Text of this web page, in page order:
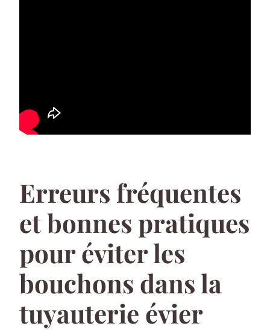
Erreurs fréquentes
et bonnes pratiques
pour éviter les
bouchons dans la
tuyauterie évier